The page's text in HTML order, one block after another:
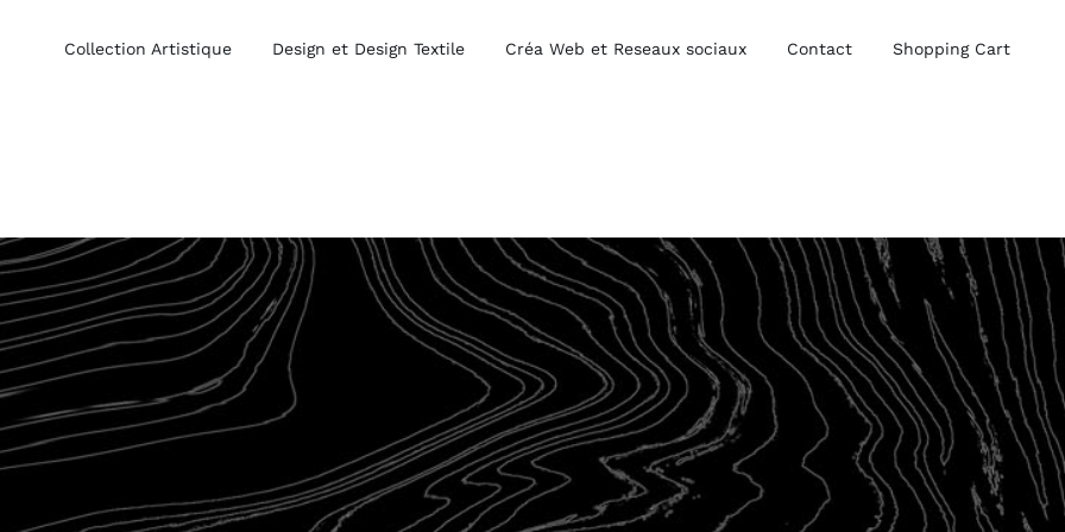
Collection Artistique Design et Design Textile Créa Web et Reseaux sociaux Contact Shopping Cart